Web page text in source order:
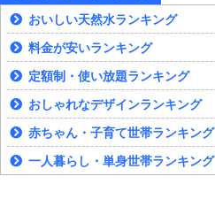
おいしい天然水ランキング
料金が安いランキング
定額制・使い放題ランキング
おしゃれなデザインランキング
赤ちゃん・子育て世帯ランキング
一人暮らし・単身世帯ランキング